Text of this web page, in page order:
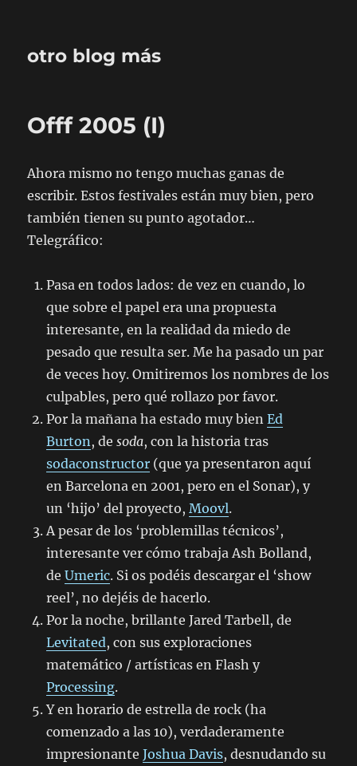
otro blog más
Offf 2005 (I)
Ahora mismo no tengo muchas ganas de
escribir. Estos festivales están muy bien, pero
también tienen su punto agotador…
Telegráfico:
Pasa en todos lados: de vez en cuando, lo
que sobre el papel era una propuesta
interesante, en la realidad da miedo de
pesado que resulta ser. Me ha pasado un par
de veces hoy. Omitiremos los nombres de los
culpables, pero qué rollazo por favor.
Por la mañana ha estado muy bienEd
Burton, desoda, con la historia tras
sodaconstructor (que ya presentaron aquí
en Barcelona en 2001, pero en el Sonar), y
un ‘hijo’ del proyecto,Moovl.
A pesar de los ‘problemillas técnicos’,
interesante ver cómo trabaja Ash Bolland,
deUmeric. Si os podéis descargar el ‘show
reel’, no dejéis de hacerlo.
Por la noche, brillante Jared Tarbell, de
Levitated, con sus exploraciones
matemático / artísticas en Flash y
Processing.
Y en horario de estrella de rock (ha
comenzado a las 10), verdaderamente
impresionanteJoshua Davis, desnudando su